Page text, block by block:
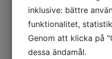
Polycolor Brilliant Yellow 074
Köp produkt
inklusive: bättre
funktionalitet,
Genom att klicka på
dessa ändamål.